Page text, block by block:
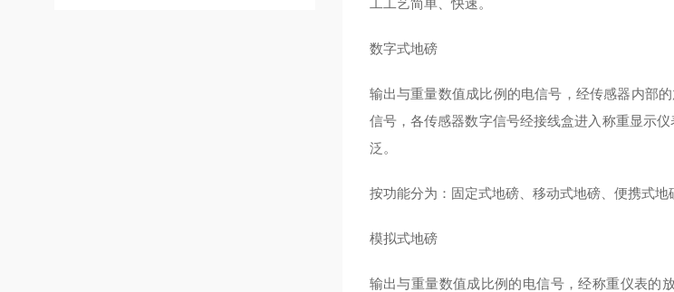
工工艺简单、快速。
数字式地磅
输出与重量数值成比例的电信号，经传感器内部
信号，各传感器数字信号经接线盒进入称重显示
泛。
按功能分为：固定式地磅、移动式地磅、便携式地
模拟式地磅
输出与重量数值成比例的电信号，经称重仪表的